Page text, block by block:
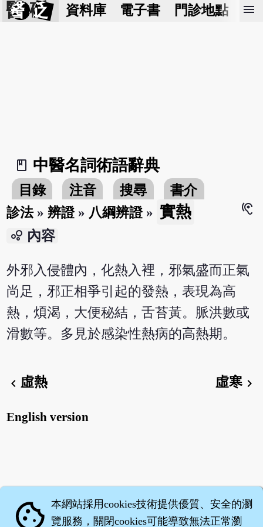
醫 砭 資料庫 電子書 門診地點 預
menu
book_2
中醫名詞術語辭典
目錄 注音 搜尋
書介
診法» 辨證» 八綱辨證» 實熱
hearing
bubble_chart 內容
外邪入侵體內，化熱入裡，邪氣盛而正氣
尚足，邪正相爭引起的發熱，表現為高
熱，煩渴，大便秘結，舌苔黃。脈洪數或
滑數等。多見於感染性熱病的高熱期。
chevron_left虛熱 虛寒chevron_right
English version
cookie 本網站採用cookies技術提供優質、安全的瀏
覽服務，關閉cookies可能導致無法正常瀏